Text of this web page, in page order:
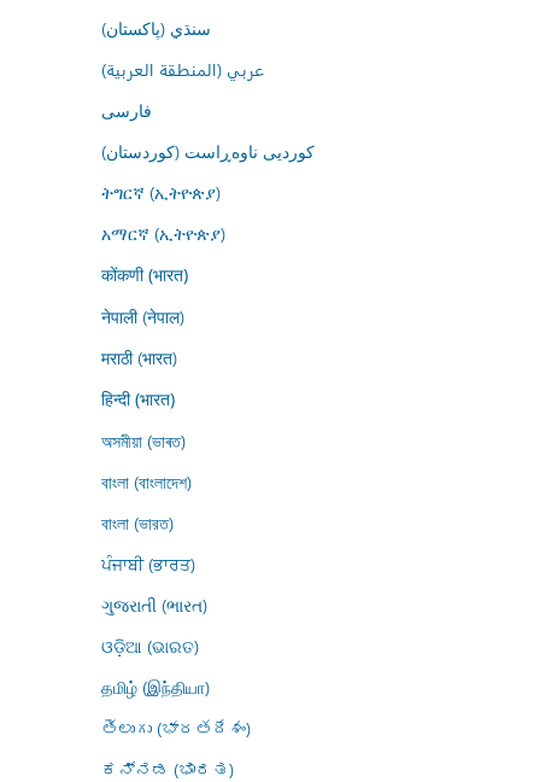
سنڌي (پاکستان)
عربي (المنطقة العربية)
فارسى
کوردیی ناوەڕاست (کوردستان)
ትግርኛ (ኢትዮጵያ)
አማርኛ (ኢትዮጵያ)
कोंकणी (भारत)
नेपाली (नेपाल)
मराठी (भारत)
हिन्दी (भारत)
অসমীয়া (ভাৰত)
বাংলা (বাংলাদেশ)
বাংলা (ভারত)
ਪੰਜਾਬੀ (ਭਾਰਤ)
ગુજરાતી (ભારત)
ଓଡ଼ିଆ (ଭାରତ)
தமிழ் (இந்தியா)
తెలుగు (భారతదేశం)
ಕನ್ನಡ (ಭಾರತ)